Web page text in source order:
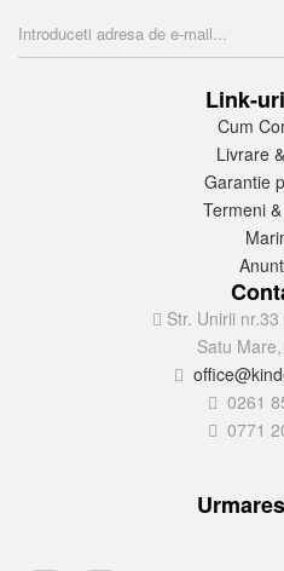
Link-
Cum
Livrare
Garantie
Termeni
Str. Unirii
Satu
0261
0771